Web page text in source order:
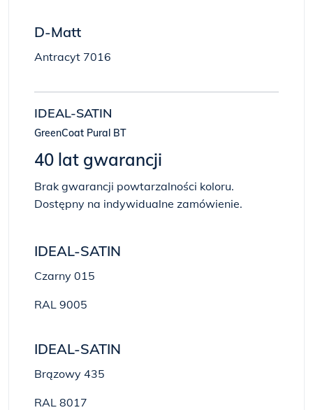
D-Matt
Antracyt 7016
IDEAL-SATIN
GreenCoat Pural BT
40 lat gwarancji
Brak gwarancji powtarzalności koloru.
Dostępny na indywidualne zamówienie.
IDEAL-SATIN
Czarny 015
RAL 9005
IDEAL-SATIN
Brązowy 435
RAL 8017